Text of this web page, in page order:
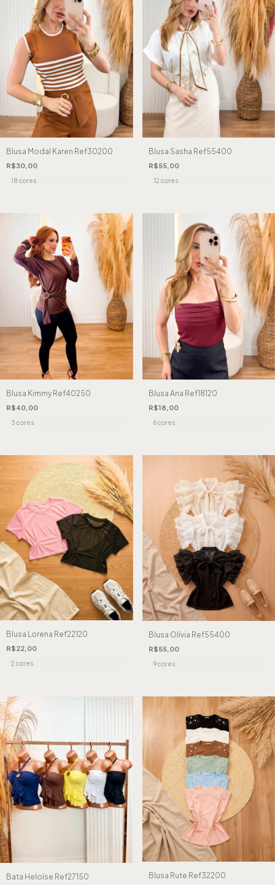
Blusa Modal Karen Ref30200
R$30,00
18 cores
Blusa Sasha Ref55400
R$55,00
12 cores
Blusa Kimmy Ref40250
R$40,00
3 cores
Blusa Ana Ref18120
R$18,00
6 cores
Blusa Lorena Ref22120
R$22,00
2 cores
Blusa Olívia Ref55400
R$55,00
9 cores
Bata Heloíse Ref27150 Blusa Rute Ref32200